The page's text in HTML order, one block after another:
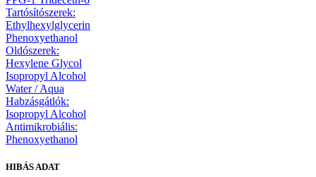
Tartósítószerek:
Ethylhexylglycerin
Phenoxyethanol
Oldószerek:
Hexylene Glycol
Isopropyl Alcohol
Water / Aqua
Habzásgátlók:
Isopropyl Alcohol
Antimikrobiális:
Phenoxyethanol
HIBÁS ADAT